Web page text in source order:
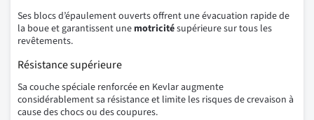
Ses blocs d’épaulement ouverts offrent une évacuation rapide de
la boue et garantissent une motricitésupérieure sur tous les
revêtements.
Résistance supérieure
Sa couche spéciale renforcée en Kevlar augmente
considérablement sa résistance et limite les risques de crevaison à
cause des chocs ou des coupures.